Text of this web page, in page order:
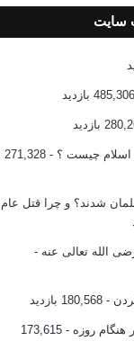
سایت
اسلام چیست ؟
- 271,328
شدند؟ و چرا قتل عام
الله تعالی عنه -
- 180,568 بازدید
هنگام روزه
- 173,615